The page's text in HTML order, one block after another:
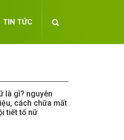
TIN TỨC
là gì? nguyên
cách chữa mất
tiết tố nữ